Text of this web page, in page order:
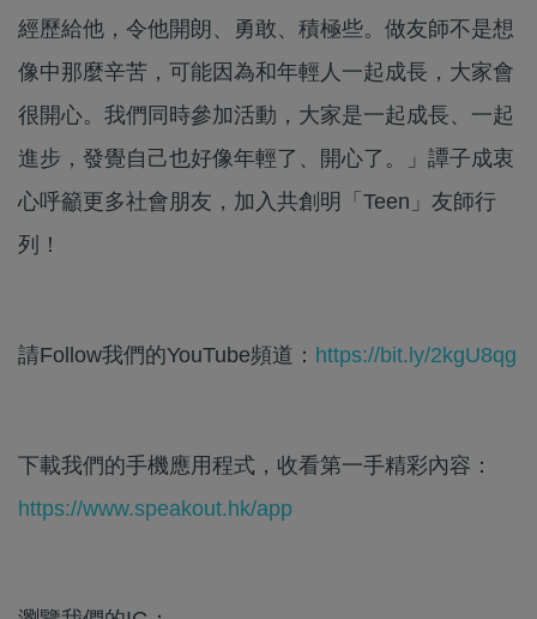
經歷給他，令他開朗、勇敢、積極些。做友師不是想
像中那麼辛苦，可能因為和年輕人一起成長，大家會
很開心。我們同時參加活動，大家是一起成長、一起
進步，發覺自己也好像年輕了、開心了。」譚子成衷
心呼籲更多社會朋友，加入共創明「Teen」友師行
列！
請Follow我們的YouTube頻道： https://bit.ly/2kgU8qg
下載我們的手機應用程式，收看第一手精彩內容：
https://www.speakout.hk/app